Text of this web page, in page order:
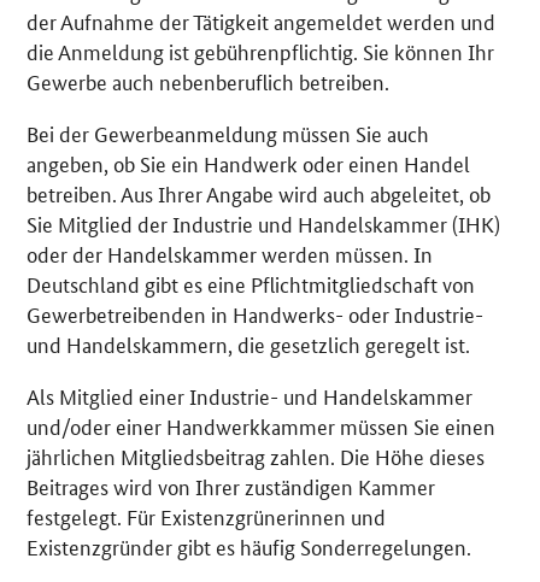
der Aufnahme der Tätigkeit angemeldet werden und
die Anmeldung ist gebührenpflichtig. Sie können Ihr
Gewerbe auch nebenberuflich betreiben.
Bei der Gewerbeanmeldung müssen Sie auch
angeben, ob Sie ein Handwerk oder einen Handel
betreiben. Aus Ihrer Angabe wird auch abgeleitet, ob
Sie Mitglied der Industrie und Handelskammer (IHK)
oder der Handelskammer werden müssen. In
Deutschland gibt es eine Pflichtmitgliedschaft von
Gewerbetreibenden in Handwerks- oder Industrie-
und Handelskammern, die gesetzlich geregelt ist.
Als Mitglied einer Industrie- und Handelskammer
und/oder einer Handwerkkammer müssen Sie einen
jährlichen Mitgliedsbeitrag zahlen. Die Höhe dieses
Beitrages wird von Ihrer zuständigen Kammer
festgelegt. Für Existenzgrünerinnen und
Existenzgründer gibt es häufig Sonderregelungen.